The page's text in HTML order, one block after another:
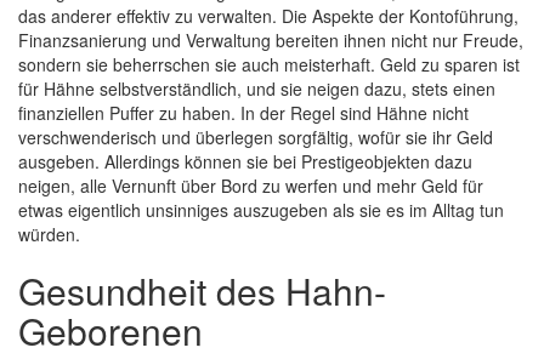
das anderer effektiv zu verwalten. Die Aspekte der Kontoführung,
Finanzsanierung und Verwaltung bereiten ihnen nicht nur Freude,
sondern sie beherrschen sie auch meisterhaft. Geld zu sparen ist
für Hähne selbstverständlich, und sie neigen dazu, stets einen
finanziellen Puffer zu haben. In der Regel sind Hähne nicht
verschwenderisch und überlegen sorgfältig, wofür sie ihr Geld
ausgeben. Allerdings können sie bei Prestigeobjekten dazu
neigen, alle Vernunft über Bord zu werfen und mehr Geld für
etwas eigentlich unsinniges auszugeben als sie es im Alltag tun
würden.
Gesundheit des Hahn-
Geborenen